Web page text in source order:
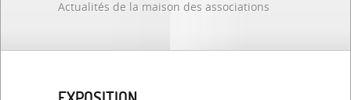
Actualités de la maison des associations